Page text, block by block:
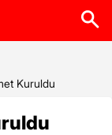
Kuruldu